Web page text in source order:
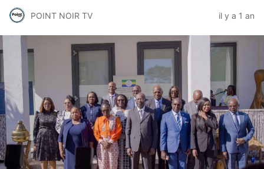
POINT NOIR TV il y a 1 an